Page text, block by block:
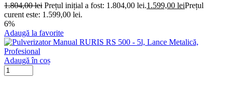
1.804,00lei Prețul inițial a fost: 1.804,00 lei.1.599,00 leiPrețul
curent este: 1.599,00 lei.
6%
Adaugă la favorite
Adaugă în coș